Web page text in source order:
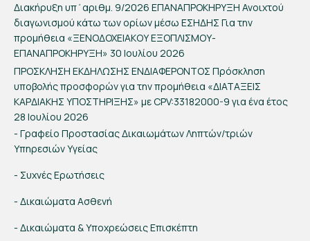
Διακήρυξη υπ΄αριθμ. 9/2026 ΕΠΑΝΑΠΡΟΚΗΡΥΞΗ Ανοιχτού
διαγωνισμού κάτω των ορίων μέσω ΕΣΗΔΗΣ Για την
προμήθεια «ΞΕΝΟΔΟΧΕΙΑΚΟΥ ΕΞΟΠΛΙΣΜΟΥ-
ΕΠΑΝΑΠΡΟΚΗΡΥΞΗ» 30 Ιουλίου 2026
ΠΡΟΣΚΛΗΣΗ ΕΚΔΗΛΩΣΗΣ ΕΝΔΙΑΦΕΡΟΝΤΟΣ Πρόσκληση
υποβολής προσφορών για την προμήθεια «ΔΙΑΤΑΞΕΙΣ
ΚΑΡΔΙΑΚΗΣ ΥΠΟΣΤΗΡΙΞΗΣ» με CPV:33182000-9 για ένα έτος
28 Ιουλίου 2026
- Γραφείο Προστασίας Δικαιωμάτων Ληπτών/τριών
Υπηρεσιών Υγείας
- Συχνές Ερωτήσεις
- Δικαιώματα Ασθενή
- Δικαιώματα & Υποχρεώσεις Επισκέπτη